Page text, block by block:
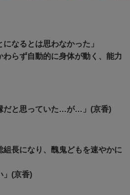
なるとは思わなかった」
わらず自動的に身体が動く、能力
だと思っていた…が…」(京香)
組長になり、醜鬼どもを速やかに
」(京香)